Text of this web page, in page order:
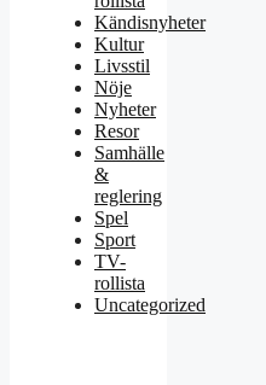
Kändisnyheter
Kultur
Livsstil
Nöje
Nyheter
Resor
Samhälle
&
reglering
Spel
Sport
TV-
rollista
Uncategorized